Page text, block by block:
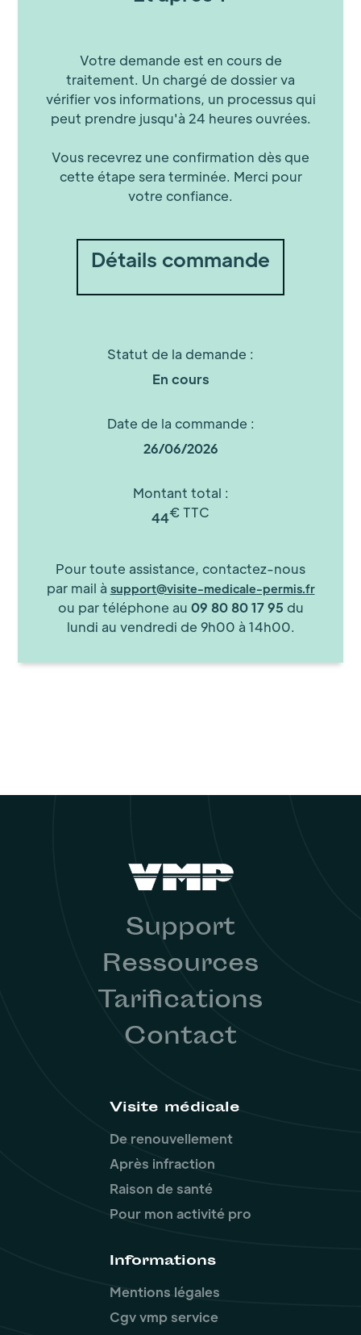
Votre demande est en cours de
traitement. Un chargé de dossier va
vérifier vos informations, un processus qui
peut prendre jusqu'à 24 heures ouvrées.
Vous recevrez une confirmation dès que
cette étape sera terminée. Merci pour
votre confiance.
Détails commande
Statut de la demande :
En cours
Date de la commande :
26/06/2026
Montant total :
44€ TTC
Pour toute assistance, contactez-nous
par mail à support@visite-medicale-permis.fr
ou par téléphone au 09 80 80 17 95 du
lundi au vendredi de 9h00 à 14h00.
Support
Ressources
Tarifications
Contact
Visite médicale
De renouvellement
Après infraction
Raison de santé
Pour mon activité pro
Informations
Mentions légales
Cgv vmp service